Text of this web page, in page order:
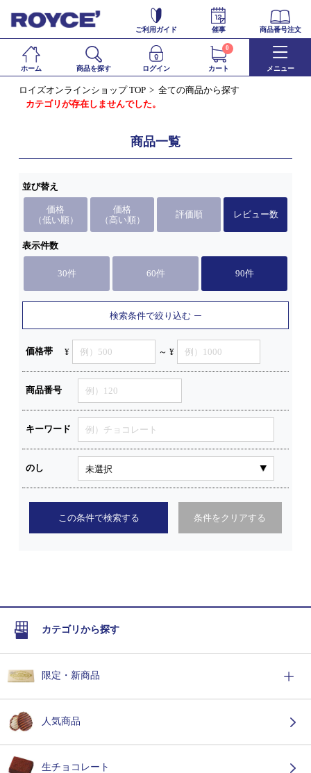
ご利用ガイド 催事 商品番号注文
ホーム 商品を探す ログイン カート
0
メニュー
ロイズオンラインショップ TOP
全ての商品から探す
カテゴリが存在しませんでした。
商品一覧
並び替え
価格
（低い順）
価格
（高い順）
評価順 レビュー数
表示件数
30件 60件 90件
検索条件で絞り込む
価格帯 ¥ ～ ¥
商品番号
キーワード
のし
この条件で検索する 条件をクリアする
カテゴリから探す
限定・新商品
人気商品
生チョコレート